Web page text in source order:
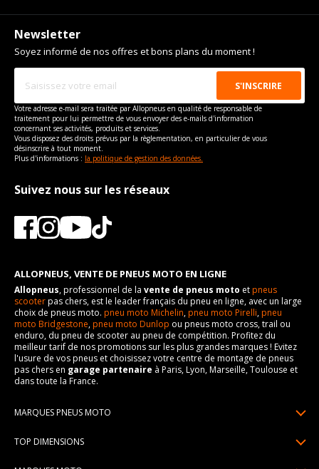
Newsletter
Soyez informé de nos offres et bons plans du moment !
Votre adresse e-mail sera traitée par Allopneus en qualité de responsable de
traitement pour lui permettre de vous envoyer des e-mails d'information
concernant ses activités, produits et services.
Vous disposez des droits prévus par la règlementation, en particulier de vous
désinscrire à tout moment.
Plus d'informations : la politique de gestion des données.
Suivez nous sur les réseaux
ALLOPNEUS, VENTE DE PNEUS MOTO EN LIGNE
Allopneus, professionnel de la vente de pneus moto etpneus
scooterpas chers, est le leader français du pneu en ligne, avec un large
choix de pneus moto. pneu moto Michelin,pneu moto Pirelli,pneu
moto Bridgestone,pneu moto Dunlop ou pneus moto cross, trail ou
enduro, du pneu de scooter au pneu de compétition. Profitez du
meilleur tarif de nos promotions sur les plus grandes marques ! Evitez
l'usure de vos pneus et choisissez votre centre de montage de pneus
pas chers en garage partenaire à Paris, Lyon, Marseille, Toulouse et
dans toute la France.
MARQUES PNEUS MOTO
TOP DIMENSIONS